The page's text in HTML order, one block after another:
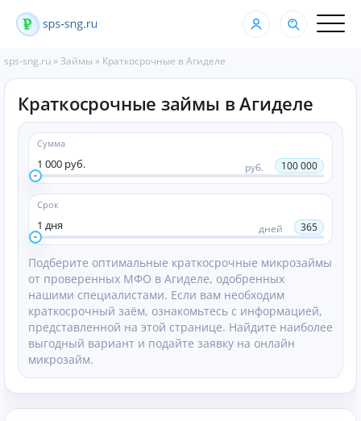
sps-sng.ru »Займы » Краткосрочные в Агиделе
Краткосрочные займы в Агиделе
Сумма
1 000 руб. руб. 100 000
Срок
1 дня дней 365
Подберите оптимальные краткосрочные микрозаймы
от проверенных МФО в Агиделе, одобренных
нашими специалистами. Если вам необходим
краткосрочный заём, ознакомьтесь с информацией,
представленной на этой странице. Найдите наиболее
выгодный вариант и подайте заявку на онлайн
микрозайм.